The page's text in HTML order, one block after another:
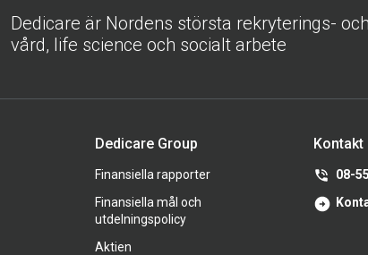
Dedicare är Nordens största rekryterings-
vård, life science och socialt arbete
Dedicare Group
Finansiella rapporter
Finansiella mål och
utdelningspolicy
Aktien
Kontakt
08-